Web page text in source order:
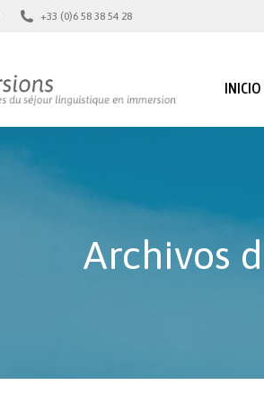
+33 (0)6 58 38 54 28
INICIO
Archivos